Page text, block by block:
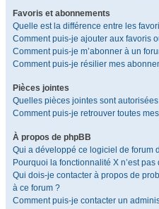
Favoris et abonnements
Quelle est la différence entre les
Comment puis-je ajouter aux favoris
Comment puis-je m’abonner à un
Comment puis-je résilier mes
Pièces jointes
Quelles pièces jointes sont
Comment puis-je retrouver toutes
À propos de phpBB
Qui a développé ce logiciel de forum
Pourquoi la fonctionnalité X n’est
Qui dois-je contacter à propos de
à ce forum ?
Comment puis-je contacter un